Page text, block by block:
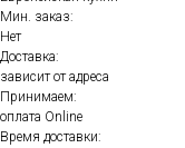
Мин. заказ:
Нет
Доставка:
зависит от адреса
Принимаем:
оплата Online
Время доставки: